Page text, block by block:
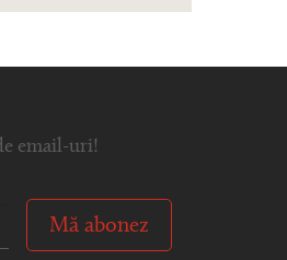
email-uri!
Mă abonez